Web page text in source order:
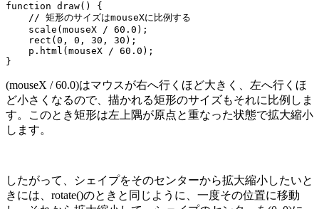
function draw() {
    // 矩形のサイズはmouseXに比例する
    scale(mouseX / 60.0);
    rect(0, 0, 30, 30);
    p.html(mouseX / 60.0);
}
(mouseX / 60.0)はマウスが右へ行くほど大きく、左へ行くほ
ど小さくなるので、描かれる矩形のサイズもそれに比例しま
す。このとき矩形は左上隅が原点と重なった状態で拡大縮小
します。
したがって、シェイプをそのセンターから拡大縮小したいと
きには、rotate()のときと同じように、一度その位置に移動